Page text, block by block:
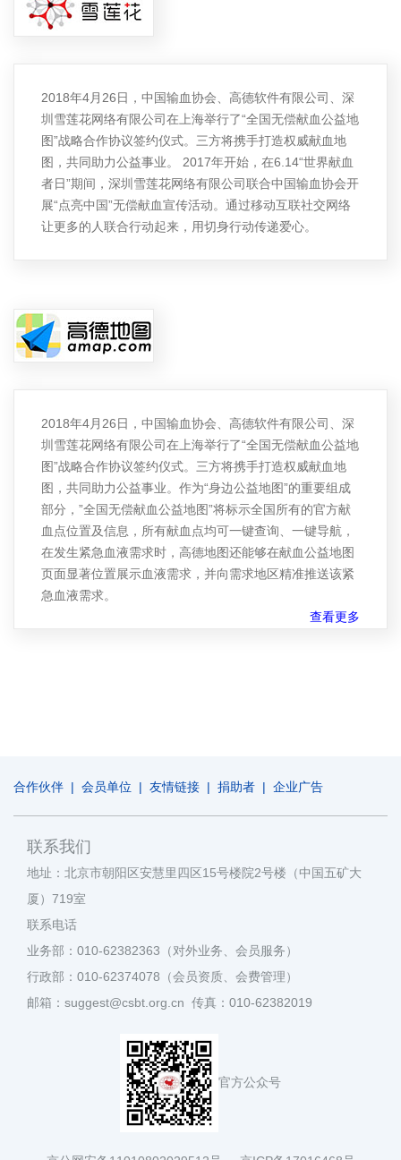
2018年4月26日，中国输血协会、高德软件有限公司、深
圳雪莲花网络有限公司在上海举行了“全国无偿献血公益地
图”战略合作协议签约仪式。三方将携手打造权威献血地
图，共同助力公益事业。 2017年开始，在6.14“世界献血
者日”期间，深圳雪莲花网络有限公司联合中国输血协会开
展“点亮中国”无偿献血宣传活动。通过移动互联社交网络
让更多的人联合行动起来，用切身行动传递爱心。
2018年4月26日，中国输血协会、高德软件有限公司、深
圳雪莲花网络有限公司在上海举行了“全国无偿献血公益地
图”战略合作协议签约仪式。三方将携手打造权威献血地
图，共同助力公益事业。作为“身边公益地图”的重要组成
部分，”全国无偿献血公益地图”将标示全国所有的官方献
血点位置及信息，所有献血点均可一键查询、一键导航，
在发生紧急血液需求时，高德地图还能够在献血公益地图
页面显著位置展示血液需求，并向需求地区精准推送该紧
急血液需求。
查看更多
合作伙伴 | 会员单位 | 友情链接 | 捐助者 | 企业广告
联系我们
地址：北京市朝阳区安慧里四区15号楼院2号楼（中国五矿大
厦）719室
联系电话
业务部：010-62382363（对外业务、会员服务）
行政部：010-62374078（会员资质、会费管理）
邮箱：suggest@csbt.org.cn 传真：010-62382019
官方公众号